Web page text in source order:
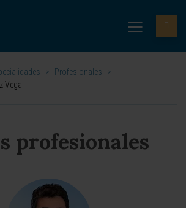
> Profesionales
>
Vega
profesionales